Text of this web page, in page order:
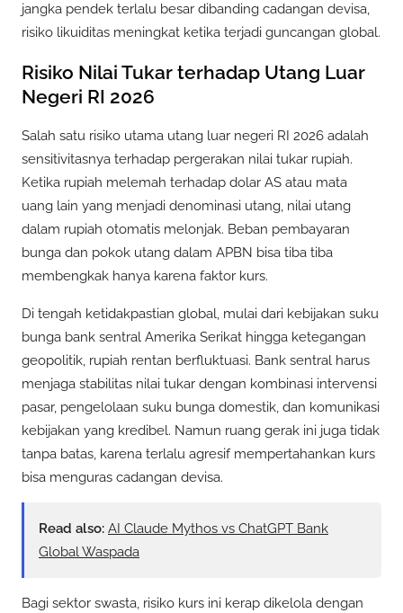
jangka pendek terlalu besar dibanding cadangan devisa,
risiko likuiditas meningkat ketika terjadi guncangan global.
Risiko Nilai Tukar terhadap Utang Luar
Negeri RI 2026
Salah satu risiko utama utang luar negeri RI 2026 adalah
sensitivitasnya terhadap pergerakan nilai tukar rupiah.
Ketika rupiah melemah terhadap dolar AS atau mata
uang lain yang menjadi denominasi utang, nilai utang
dalam rupiah otomatis melonjak. Beban pembayaran
bunga dan pokok utang dalam APBN bisa tiba tiba
membengkak hanya karena faktor kurs.
Di tengah ketidakpastian global, mulai dari kebijakan suku
bunga bank sentral Amerika Serikat hingga ketegangan
geopolitik, rupiah rentan berfluktuasi. Bank sentral harus
menjaga stabilitas nilai tukar dengan kombinasi intervensi
pasar, pengelolaan suku bunga domestik, dan komunikasi
kebijakan yang kredibel. Namun ruang gerak ini juga tidak
tanpa batas, karena terlalu agresif mempertahankan kurs
bisa menguras cadangan devisa.
Read also: AI Claude Mythos vs ChatGPT Bank
Global Waspada
Bagi sektor swasta, risiko kurs ini kerap dikelola dengan